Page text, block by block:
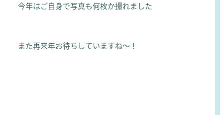
今年はご自身で写真も何枚か撮れました
また再来年お待ちしていますね～！